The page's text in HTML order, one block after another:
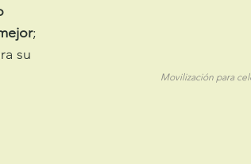
;
su
Movilización para